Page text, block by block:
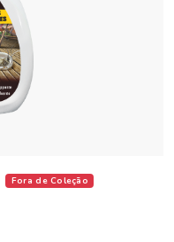
Fora de Coleção